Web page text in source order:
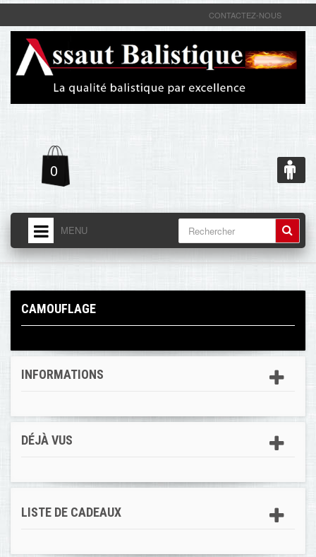
CONTACTEZ-NOUS
0
MENU
ACCUEIL
LIVRAISON - RETOUR
MENTIONS LÉGALES
CAMOUFLAGE
INFORMATIONS
DÉJÀ VUS
LISTE DE CADEAUX